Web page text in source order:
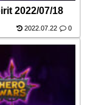
2022/07/18
2022.07.22 0